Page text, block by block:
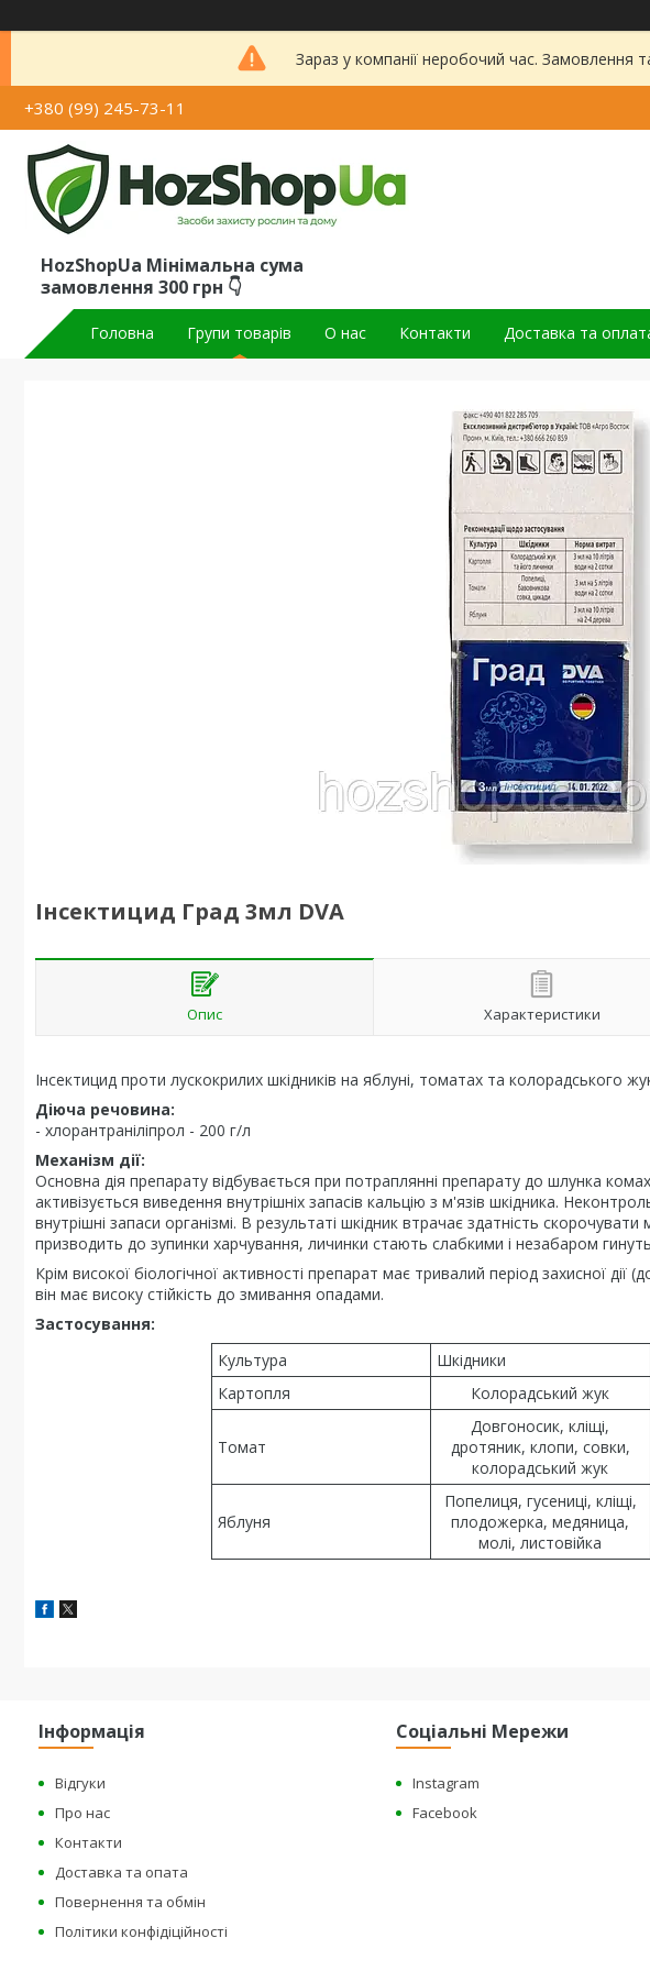
Зараз у компанії неробочий час. Замовлення
+380 (99) 245-73-11
HozShopUa Мінімальна сума
замовлення 300 грн 👇
Головна Групи товарів О нас Контакти Доставка та
Інсектицид Град 3мл DVA
Опис Характеристики
Інсектицид проти лускокрилих шкідників на яблуні, томатах та колорадського
Діюча речовина:
- хлорантраніліпрол - 200 г/л
Механізм дії:
Основна дія препарату відбувається при потраплянні препарату до шлунка
активізується виведення внутрішніх запасів кальцію з м'язів шкідника.
внутрішні запаси організмі. В результаті шкідник втрачає здатність
призводить до зупинки харчування, личинки стають слабкими і незабаром
Крім високої біологічної активності препарат має тривалий період захисної дії
він має високу стійкість до змивання опадами.
Застосування:
Культура
Шкідники
Картопля
Колорадський жук
Томат
Довгоносик, кліщі,
дротяник, клопи, совки,
колорадський жук
Яблуня
Попелиця, гусениці, кліщі,
плодожерка, медяница,
молі, листовійка
Інформація
Відгуки
Про нас
Контакти
Доставка та опата
Повернення та обмін
Політики конфідіційності
Соціальні Мережи
Instagram
Facebook